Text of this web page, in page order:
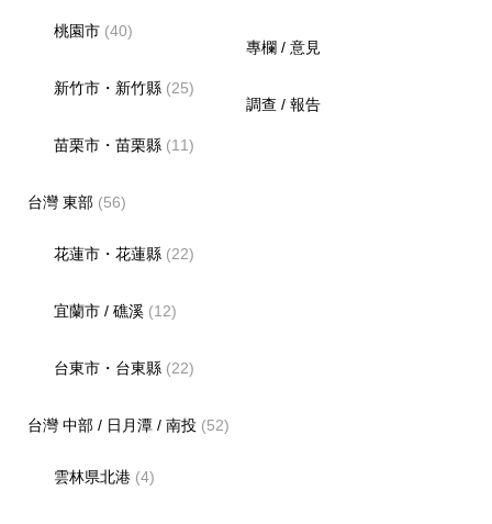
桃園市 (40)
新竹市・新竹縣 (25)
苗栗市・苗栗縣 (11)
台灣 東部(56)
花蓮市・花蓮縣 (22)
宜蘭市 / 礁溪 (12)
台東市・台東縣 (22)
台灣 中部 / 日月潭 / 南投(52)
雲林県北港 (4)
專欄 / 意見
調查 / 報告